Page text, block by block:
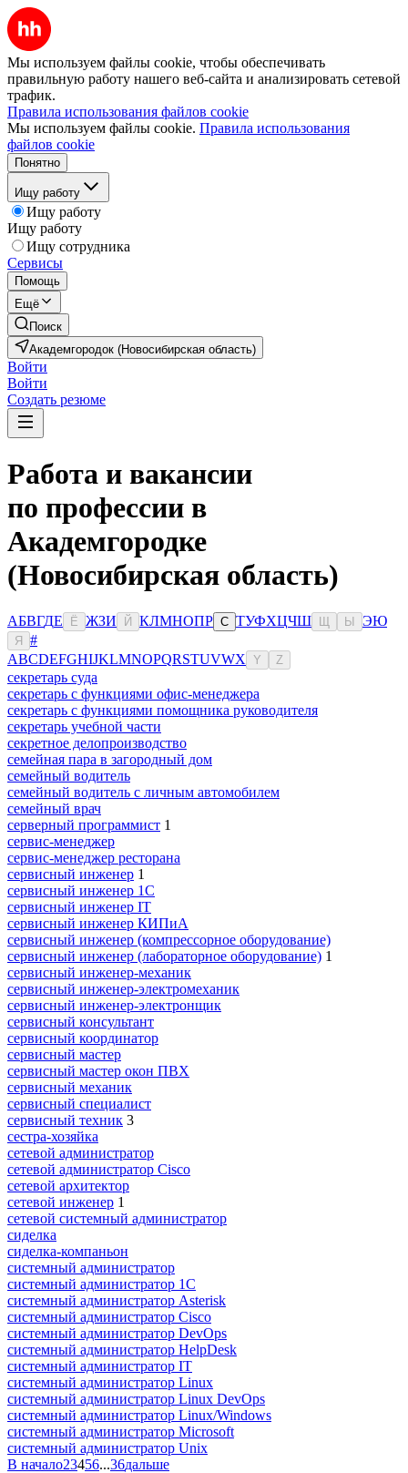
Мы используем файлы cookie, чтобы обеспечивать
правильную работу нашего веб-сайта и анализировать сетевой
трафик.
Правила использования файлов cookie
Мы используем файлы cookie. Правила использования
файлов cookie
Понятно
Ищу работу
Ищу работу
Ищу работу
Ищу сотрудника
Сервисы
Помощь
Ещё
Поиск
Академгородок (Новосибирская область)
Войти
Войти
Создать резюме
Работа и вакансии
по профессии в
Академгородке
(Новосибирская область)
АБВГДЕ Ё ЖЗИ Й КЛМНОПР С ТУФХЦЧШ Ы ЭЮ
Я
#
ABCDEFGHIJKLMNOPQRSTUVWX Y Z
секретарь суда
секретарь с функциями офис-менеджера
секретарь с функциями помощника руководителя
секретарь учебной части
секретное делопроизводство
семейная пара в загородный дом
семейный водитель
семейный водитель с личным автомобилем
семейный врач
серверный программист 1
сервис-менеджер
сервис-менеджер ресторана
сервисный инженер 1
сервисный инженер 1С
сервисный инженер IT
сервисный инженер КИПиА
сервисный инженер (компрессорное оборудование)
сервисный инженер (лабораторное оборудование) 1
сервисный инженер-механик
сервисный инженер-электромеханик
сервисный инженер-электронщик
сервисный консультант
сервисный координатор
сервисный мастер
сервисный мастер окон ПВХ
сервисный механик
сервисный специалист
сервисный техник 3
сестра-хозяйка
сетевой администратор
сетевой администратор Cisco
сетевой архитектор
сетевой инженер 1
сетевой системный администратор
сиделка
сиделка-компаньон
системный администратор
системный администратор 1С
системный администратор Asterisk
системный администратор Cisco
системный администратор DevOps
системный администратор HelpDesk
системный администратор IT
системный администратор Linux
системный администратор Linux DevOps
системный администратор Linux/Windows
системный администратор Microsoft
системный администратор Unix
В начало23456...36дальше